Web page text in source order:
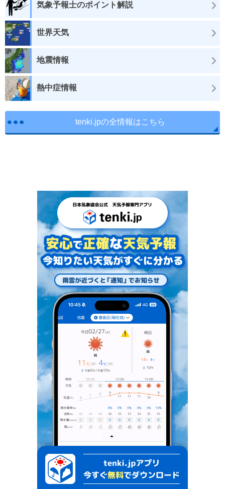
気象予報士のポイント解説
世界天気
地震情報
熱中症情報
tenki.jpの全情報はこちら